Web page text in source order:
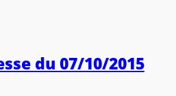
du 07/10/2015